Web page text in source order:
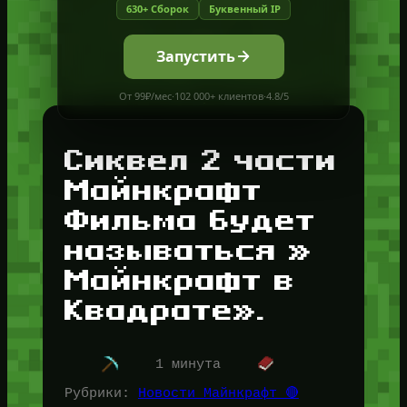
630+ Сборок
Буквенный IP
Запустить
От 99₽/мес·102 000+ клиентов·4.8/5
Сиквел 2 части
Майнкрафт
Фильма будет
называться »
Майнкрафт в
Квадрате».
1 минута
Рубрики:
Новости Майнкрафт 🔴